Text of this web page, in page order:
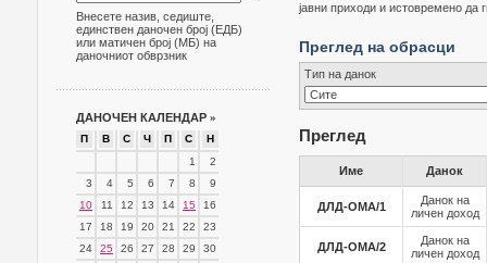
Внесете назив, седиште,
единствен даночен број (ЕДБ)
или матичен број (МБ) на
даночниот обврзник
ДАНОЧЕН КАЛЕНДАР »
П В С Ч П С
Н
1
2
3
4 5 6 7 8
9
10
11 12 13 14 15
16
17
18 19 20 21 22
23
24
25 26 27 28 29
30
јавни приходи и истовремено
Преглед на обрасци
Тип на данок
Преглед
Име Данок
ДЛД-ОМА/1
Данок на
личен доход
ДЛД-ОМА/2
Данок на
личен доход